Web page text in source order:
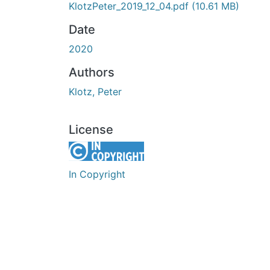
KlotzPeter_2019_12_04.pdf (10.61 MB)
Date
2020
Authors
Klotz, Peter
License
In Copyright